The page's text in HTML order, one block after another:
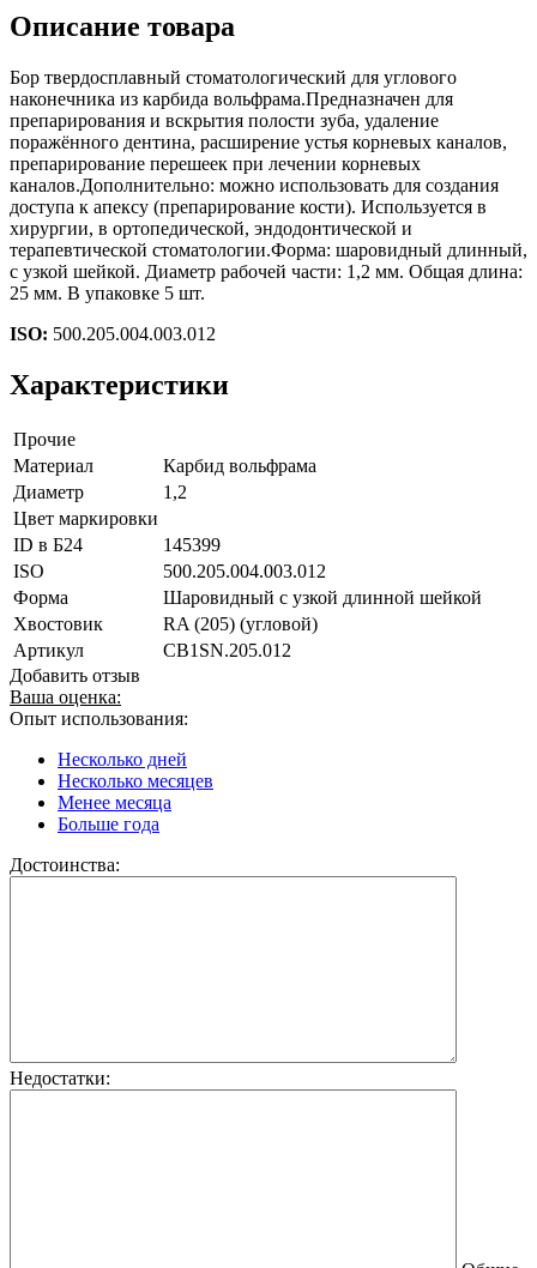
Описание товара
Бор твердосплавный стоматологический для углового
наконечника из карбида вольфрама.Предназначен для
препарирования и вскрытия полости зуба, удаление
поражённого дентина, расширение устья корневых каналов,
препарирование перешеек при лечении корневых
каналов.Дополнительно: можно использовать для создания
доступа к апексу (препарирование кости). Используется в
хирургии, в ортопедической, эндодонтической и
терапевтической стоматологии.Форма: шаровидный длинный,
с узкой шейкой. Диаметр рабочей части: 1,2 мм. Общая длина:
25 мм. В упаковке 5 шт.
ISO: 500.205.004.003.012
Характеристики
Прочие
Материал
Карбид вольфрама
Диаметр
1,2
Цвет маркировки
ID в Б24
145399
ISO
500.205.004.003.012
Форма
Шаровидный с узкой длинной шейкой
Хвостовик
RA (205) (угловой)
Артикул
CB1SN.205.012
Добавить отзыв
Ваша оценка:
Опыт использования:
Несколько дней
Несколько месяцев
Менее месяца
Больше года
Достоинства:
Недостатки: